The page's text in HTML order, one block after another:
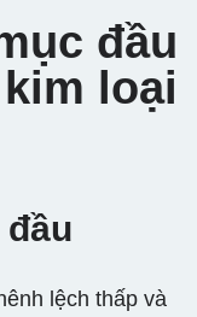
đầu
loại
lệch thấp và